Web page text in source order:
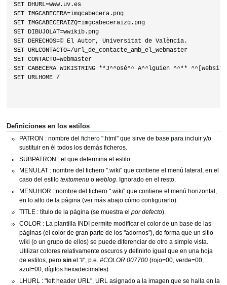
SET DHURL=www.uv.es
SET IMGCABECERA=imgcabecera.png
SET IMGCABECERAIZQ=imgcabeceraizq.png
SET DIBUJOLAT=wwikib.png
SET DERECHOS=© El Autor, Universitat de València.
SET URLCONTACTO=/url_de_contacte_amb_el_webmaster
SET CONTACTO=webmaster
SET CABECERA WIKISTRING **J^^osé^^ A^^lguien ^^**
SET URLHOME /
Definiciones en los estilos
PATRON : nombre del fichero ".html" que sirve de base para incluir y/o
sustituir en él todos los demás ficheros.
SUBPATRON : el que determina el estilo.
MENULAT : nombre del fichero ".wiki" que contiene el menú lateral, en el
caso del estilo textomenuo weblog. Ignorado en el resto.
MENUHOR : nombre del fichero ".wiki" que contiene el menú horizontal,
en lo alto de la página (ver más abajo cómo configurarlo).
TITLE : título de la página (se muestra el por defecto).
COLOR : La plantilla INDI permite modificar el color de un base de las
páginas (el color de gran parte de los "adornos"), de forma que un sitio
wiki (o un grupo de ellos) se puede diferenciar de otro a simple vista.
Utilizar colores relativamente oscuros y definirlo igual que en una hoja
de estilos, pero sinel '#', p.e. #COLOR 007700(rojo=00, verde=00,
azul=00, dígitos hexadecimales).
LHURL : "left header URL", URL asignado a la imagen que se halla en la